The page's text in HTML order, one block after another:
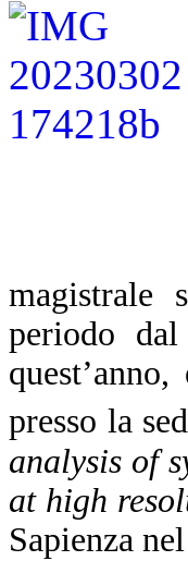
magistrale
periodo
presso la
analysis of
at high
Sapienza